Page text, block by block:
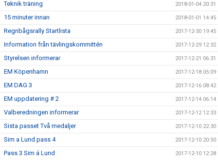
Teknik träning 2018-01-04 20:31
15 minuter innan 2018-01-01 14:45
Regnbågsrally Startlista 2017-12-30 19:45
Information från tävlingskommittén 2017-12-29 12:32
Styrelsen informerar 2017-12-21 06:31
EM Köpenhamn 2017-12-18 05:09
EM DAG 3 2017-12-16 08:42
EM uppdatering # 2 2017-12-14 06:14
Valberedningen informerar 2017-12-12 12:33
Sista passet Två medaljer 2017-12-10 22:30
Sim a Lund pass 4 2017-12-10 20:50
Pass 3 Sim á Lund 2017-12-10 12:28